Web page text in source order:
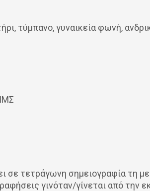
τύμπανο, γυναικεία φωνή,
σε τετράγωνη σημειογραφία τη
γινόταν/γίνεται από την